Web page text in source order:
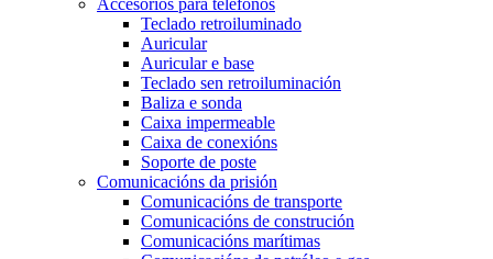
Accesorios para teléfonos
Teclado retroiluminado
Auricular
Auricular e base
Teclado sen retroiluminación
Baliza e sonda
Caixa impermeable
Caixa de conexións
Soporte de poste
Comunicacións da prisión
Comunicacións de transporte
Comunicacións de construción
Comunicacións marítimas